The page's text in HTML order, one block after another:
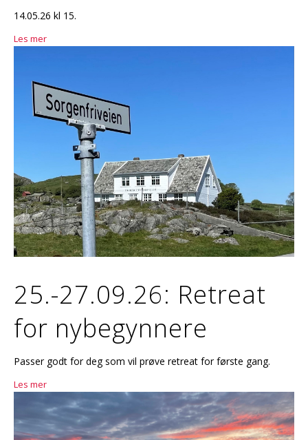
14.05.26 kl 15.
Les mer
25.-27.09.26: Retreat
for nybegynnere
Passer godt for deg som vil prøve retreat for første gang.
Les mer